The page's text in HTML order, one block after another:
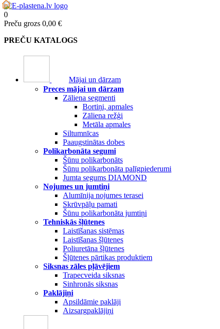
0
Preču grozs 0,00 €
PREČU KATALOGS
Mājai un dārzam
Preces mājai un dārzam
Zāliena segmenti
Bortiņi, apmales
Zāliena režģi
Metāla apmales
Siltumnīcas
Paaugstinātas dobes
Polikarbonāta segumi
Šūnu polikarbonāts
Šūnu polikarbonāta palīgpiederumi
Jumta segums DIAMOND
Nojumes un jumtiņi
Alumīnija nojumes terasei
Skrūvpāļu pamati
Šūnu polikarbonāta jumtiņi
Tehniskās šļūtenes
Laistīšanas sistēmas
Laistīšanas šļūtenes
Poliuretāna šļūtenes
Šļūtenes pārtikas produktiem
Siksnas zāles pļāvējiem
Trapecveida siksnas
Sinhronās siksnas
Paklājiņi
Apsildāmie paklāji
Aizsargpaklājiņi